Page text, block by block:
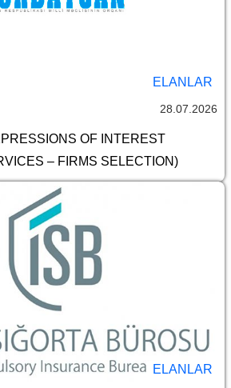
ELANLAR
28.07.2026
OF INTEREST
– FIRMS SELECTION)
ELANLAR